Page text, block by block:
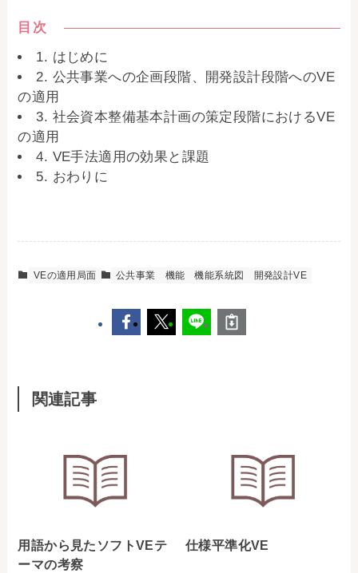
目次
1. はじめに
2. 公共事業への企画段階、開発設計段階へのVE
の適用
3. 社会資本整備基本計画の策定段階におけるVE
の適用
4. VE手法適用の効果と課題
5. おわりに
VEの適用局面 公共事業 機能 機能系統図 開発設計VE
関連記事
用語から見たソフトVEテ
ーマの考察
仕様平準化VE